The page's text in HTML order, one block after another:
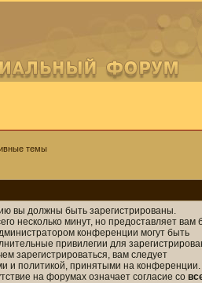
темы
вы должны быть зарегистрированы.
несколько минут, но предоставляет вам
конференции могут быть
привилегии для
зарегистрироваться, вам следует
и политикой, принятыми на конференции.
на форумах означает согласие со